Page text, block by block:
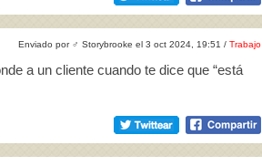
Enviado por ♂ Storybrooke el 3 oct 2024, 19:51 / Trabajo
a un cliente cuando te dice que “está